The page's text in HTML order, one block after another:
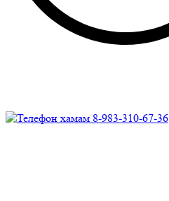
8-983-310-67-36